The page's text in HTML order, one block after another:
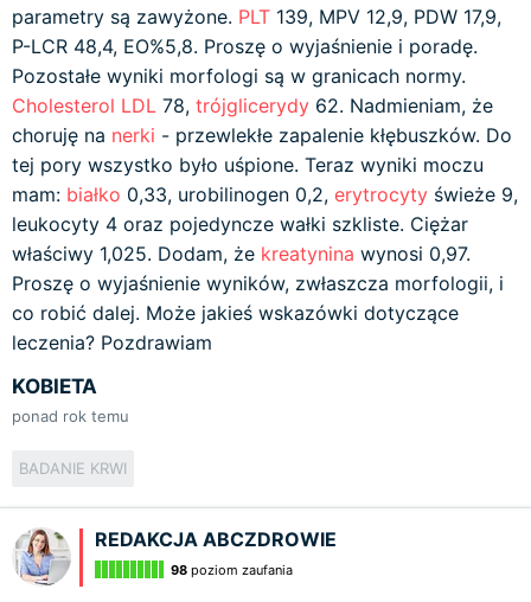
parametry są zawyżone. PLT 139, MPV 12,9, PDW 17,9,
P-LCR 48,4, EO%5,8. Proszę o wyjaśnienie i poradę.
Pozostałe wyniki morfologi są w granicach normy.
Cholesterol LDL 78, trójglicerydy 62. Nadmieniam, że
choruję na nerki - przewlekłe zapalenie kłębuszków. Do
tej pory wszystko było uśpione. Teraz wyniki moczu
mam: białko 0,33, urobilinogen 0,2, erytrocyty świeże 9,
leukocyty 4 oraz pojedyncze wałki szkliste. Ciężar
właściwy 1,025. Dodam, że kreatynina wynosi 0,97.
Proszę o wyjaśnienie wyników, zwłaszcza morfologii, i
co robić dalej. Może jakieś wskazówki dotyczące
leczenia? Pozdrawiam
KOBIETA
ponad rok temu
BADANIE KRWI
REDAKCJA ABCZDROWIE
98 poziom zaufania